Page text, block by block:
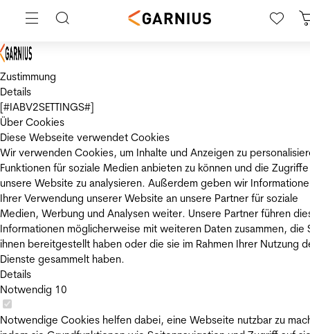
Zustimmung
Details
[#IABV2SETTINGS#]
Über Cookies
Diese Webseite verwendet Cookies
Wir verwenden Cookies, um Inhalte und Anzeigen zu
Funktionen für soziale Medien anbieten zu können und die
unsere Website zu analysieren. Außerdem geben wir
Ihrer Verwendung unserer Website an unsere Partner für soziale
Medien, Werbung und Analysen weiter. Unsere Partner führen
Informationen möglicherweise mit weiteren Daten zusammen, die
ihnen bereitgestellt haben oder die sie im Rahmen Ihrer Nutzung
Dienste gesammelt haben.
Details
Notwendig 10
Notwendige Cookies helfen dabei, eine Webseite nutzbar zu